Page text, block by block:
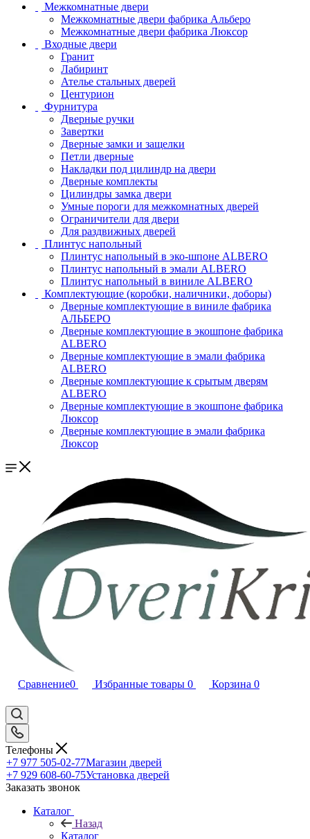
Межкомнатные двери
Межкомнатные двери фабрика Альберо
Межкомнатные двери фабрика Люксор
Входные двери
Гранит
Лабиринт
Ателье стальных дверей
Центурион
Фурнитура
Дверные ручки
Завертки
Дверные замки и защелки
Петли дверные
Накладки под цилиндр на двери
Дверные комплекты
Цилиндры замка двери
Умные пороги для межкомнатных дверей
Ограничители для двери
Для раздвижных дверей
Плинтус напольный
Плинтус напольный в эко-шпоне ALBERO
Плинтус напольный в эмали ALBERO
Плинтус напольный в виниле ALBERO
Комплектующие (коробки, наличники, доборы)
Дверные комплектующие в виниле фабрика
АЛЬБЕРО
Дверные комплектующие в экошпоне фабрика
ALBERO
Дверные комплектующие в эмали фабрика
ALBERO
Дверные комплектующие к срытым дверям
ALBERO
Дверные комплектующие в экошпоне фабрика
Люксор
Дверные комплектующие в эмали фабрика
Люксор
Сравнение0 Избранные товары 0 Корзина 0
Телефоны
+7 977 505-02-77Магазин дверей
+7 929 608-60-75Установка дверей
Заказать звонок
Каталог
Назад
Каталог